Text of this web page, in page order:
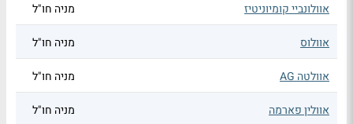
אוולונביי קומיוניטיז מניה חו"ל
אוולוס מניה חו"ל
אוולטה AG מניה חו"ל
אוולין פארמה מניה חו"ל